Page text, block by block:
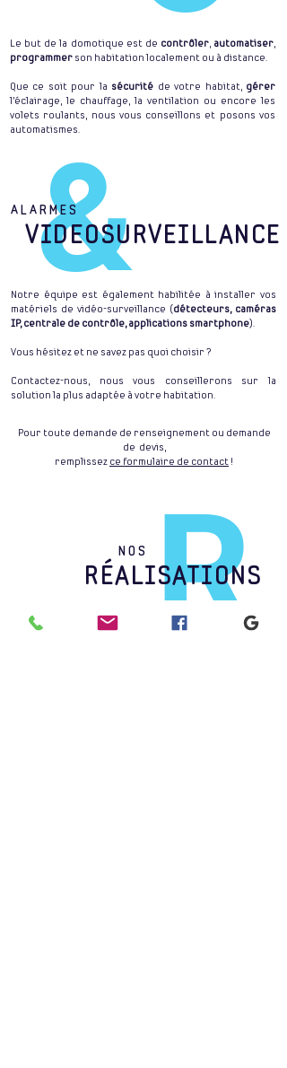
Le but de la domotique est de contrôler, automatiser,
programmer son habitation localement ou à distance.
Que ce soit pour la sécurité de votre habitat, gérer
l'éclairage, le chauffage, la ventilation ou encore les
volets roulants, nous vous conseillons et posons vos
automatismes.
Notre équipe est également habilitée à installer vos
matériels de vidéo-surveillance (détecteurs, caméras
IP, centrale de contrôle, applications smartphone).
Vous hésitez et ne savez pas quoi choisir ?
Contactez-nous, nous vous conseillerons sur la
solution la plus adaptée à votre habitation.
&
VIDEOSURVEILLANCE
ALARMES
Pour toute demande de renseignement ou demande
de devis,
remplissez ce formulaire de contact !
R
RÉALISATIONS
NOS